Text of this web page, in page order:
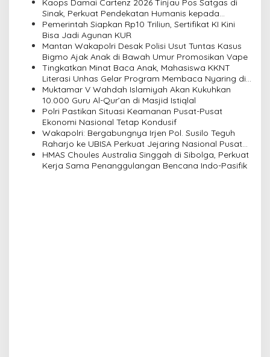
Kaops Damai Cartenz 2026 Tinjau Pos Satgas di
Sinak, Perkuat Pendekatan Humanis kepada
Masyarakat
Pemerintah Siapkan Rp10 Triliun, Sertifikat KI Kini
Bisa Jadi Agunan KUR
Mantan Wakapolri Desak Polisi Usut Tuntas Kasus
Bigmo Ajak Anak di Bawah Umur Promosikan Vape
Tingkatkan Minat Baca Anak, Mahasiswa KKNT
Literasi Unhas Gelar Program Membaca Nyaring di
Lima Dusun Desa Laikang
Muktamar V Wahdah Islamiyah Akan Kukuhkan
10.000 Guru Al-Qur’an di Masjid Istiqlal
Polri Pastikan Situasi Keamanan Pusat-Pusat
Ekonomi Nasional Tetap Kondusif
Wakapolri: Bergabungnya Irjen Pol. Susilo Teguh
Raharjo ke UBISA Perkuat Jejaring Nasional Pusat
Studi Kepolisian
HMAS Choules Australia Singgah di Sibolga, Perkuat
Kerja Sama Penanggulangan Bencana Indo-Pasifik